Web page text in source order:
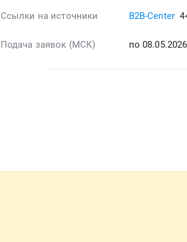
Ссылки на источники B2B-Center
Подача заявок (МСК) по 08.05.2026